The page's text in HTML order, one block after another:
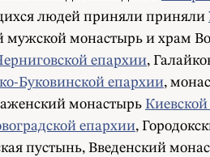
людей приняли приняли
мужской монастырь и храм
епархии,
Буковинской епархии,
монастырь
епархии,
пустынь, Введенский